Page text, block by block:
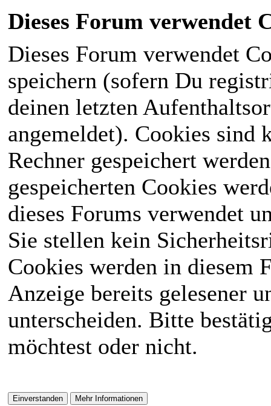
Dieses Forum verwendet
Dieses Forum verwendet
speichern (sofern Du
deinen letzten
angemeldet). Cookies sind
Rechner gespeichert
gespeicherten Cookies
dieses Forums verwendet
Sie stellen kein
Cookies werden in diesem
Anzeige bereits gelesener
unterscheiden. Bitte
möchtest oder nicht.